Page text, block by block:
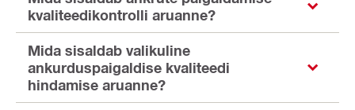
kvaliteedikontrolli aruanne?
Mida sisaldab valikuline
ankurduspaigaldise kvaliteedi
hindamise aruanne?